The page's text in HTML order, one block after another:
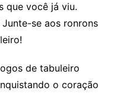
que você já viu.
se aos ronrons
de tabuleiro
o coração